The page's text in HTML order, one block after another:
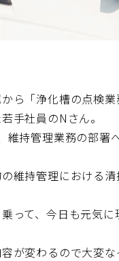
ら「浄化槽の点検業
手社員のNさん。
維持管理業務の部署
維持管理における清
って、今日も元気に
が変わるので大変